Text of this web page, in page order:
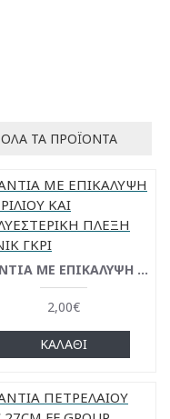
ΌΛΑ ΤΑ ΠΡΟΪΌΝΤΑ
ΓΑΝΤΙΑ ΜΕ ΕΠΙΚΑΛΥΨΗ ΝΙΤΡΙΛΙΟΥ ΚΑΙ ΠΟΛΥΕΣΤΕΡΙΚΗ ΠΛΕΞΗ CONIK ΓΚΡΙ
2,00€
ΚΑΛΆΘΙ